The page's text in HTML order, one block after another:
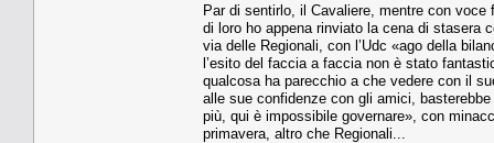
Par di sentirlo, il Cavaliere, mentre con
di loro ho appena rinviato la cena di stasera
via delle Regionali, con l’Udc «ago della
l’esito del faccia a faccia non è stato
qualcosa ha parecchio a che vedere con il
alle sue confidenze con gli amici,
più, qui è impossibile governare», con
primavera, altro che Regionali...